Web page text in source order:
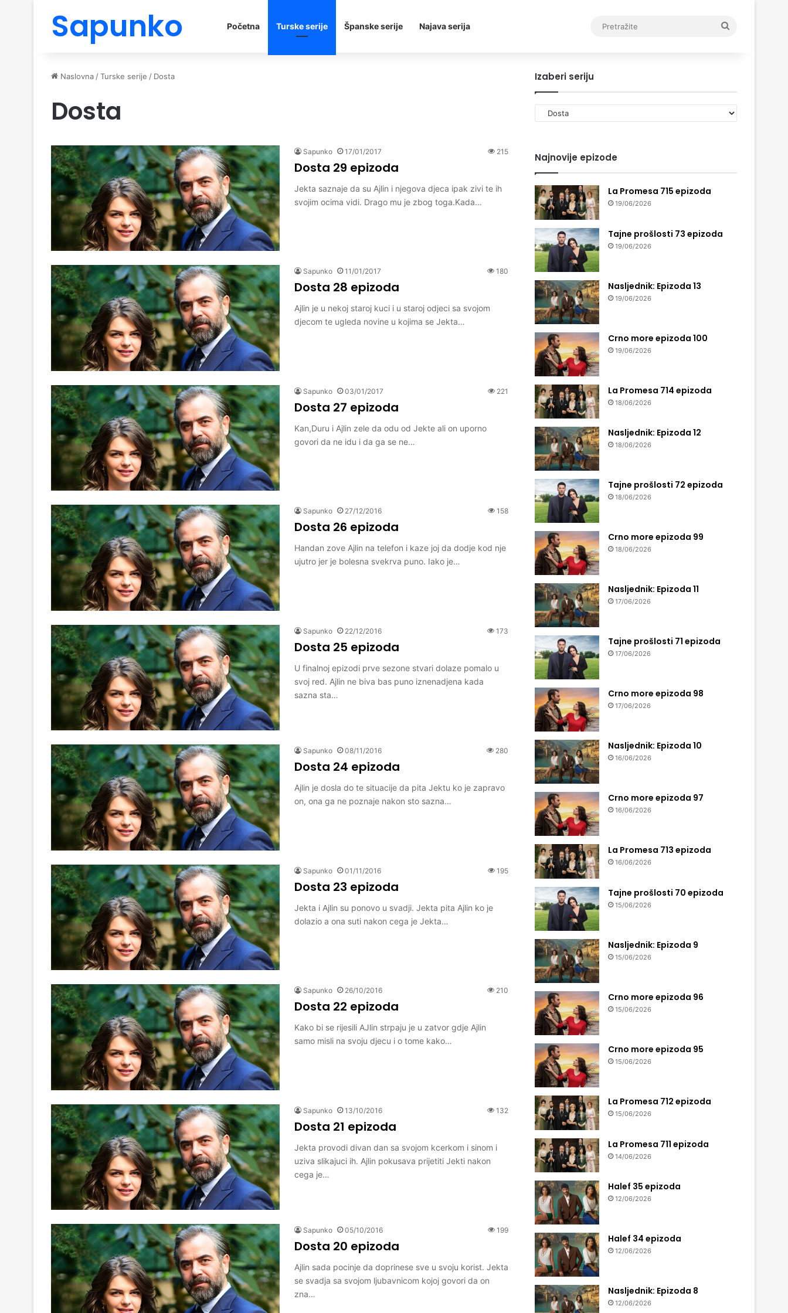
Sapunko Početna Turske serije Španske serije Najava serija
Naslovna /Turske serije / Dosta
Dosta
Sapunko 17/01/2017 215
Dosta 29 epizoda
Jekta saznaje da su Ajlin i njegova djeca ipak zivi te ih
svojim ocima vidi. Drago mu je zbog toga.Kada…
Sapunko 11/01/2017 180
Dosta 28 epizoda
Ajlin je u nekoj staroj kuci i u staroj odjeci sa svojom
djecom te ugleda novine u kojima se Jekta…
Sapunko 03/01/2017 221
Dosta 27 epizoda
Kan,Duru i Ajlin zele da odu od Jekte ali on uporno
govori da ne idu i da ga se ne…
Sapunko 27/12/2016 158
Dosta 26 epizoda
Handan zove Ajlin na telefon i kaze joj da dodje kod nje
ujutro jer je bolesna svekrva puno. Iako je…
Sapunko 22/12/2016 173
Dosta 25 epizoda
U finalnoj epizodi prve sezone stvari dolaze pomalo u
svoj red. Ajlin ne biva bas puno iznenadjena kada
sazna sta…
Sapunko 08/11/2016 280
Dosta 24 epizoda
Ajlin je dosla do te situacije da pita Jektu ko je zapravo
on, ona ga ne poznaje nakon sto sazna…
Sapunko 01/11/2016 195
Dosta 23 epizoda
Jekta i Ajlin su ponovo u svadji. Jekta pita Ajlin ko je
dolazio a ona suti nakon cega je Jekta…
Sapunko 26/10/2016 210
Dosta 22 epizoda
Kako bi se rijesili AJlin strpaju je u zatvor gdje Ajlin
samo misli na svoju djecu i o tome kako…
Sapunko 13/10/2016 132
Dosta 21 epizoda
Jekta provodi divan dan sa svojom kcerkom i sinom i
uziva slikajuci ih. Ajlin pokusava prijetiti Jekti nakon
cega je…
Sapunko 05/10/2016 199
Dosta 20 epizoda
Ajlin sada pocinje da doprinese sve u svoju korist. Jekta
se svadja sa svojom ljubavnicom kojoj govori da on
zna…
Izaberi seriju
Izaberi
seriju
Najnovije epizode
La Promesa 715 epizoda
19/06/2026
Tajne prošlosti 73 epizoda
19/06/2026
Nasljednik: Epizoda 13
19/06/2026
Crno more epizoda 100
19/06/2026
La Promesa 714 epizoda
18/06/2026
Nasljednik: Epizoda 12
18/06/2026
Tajne prošlosti 72 epizoda
18/06/2026
Crno more epizoda 99
18/06/2026
Nasljednik: Epizoda 11
17/06/2026
Tajne prošlosti 71 epizoda
17/06/2026
Crno more epizoda 98
17/06/2026
Nasljednik: Epizoda 10
16/06/2026
Crno more epizoda 97
16/06/2026
La Promesa 713 epizoda
16/06/2026
Tajne prošlosti 70 epizoda
15/06/2026
Nasljednik: Epizoda 9
15/06/2026
Crno more epizoda 96
15/06/2026
Crno more epizoda 95
15/06/2026
La Promesa 712 epizoda
15/06/2026
La Promesa 711 epizoda
14/06/2026
Halef 35 epizoda
12/06/2026
Halef 34 epizoda
12/06/2026
Nasljednik: Epizoda 8
12/06/2026